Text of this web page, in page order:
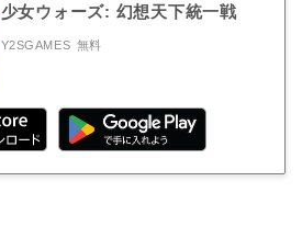
少女ウォーズ: 幻想天下統一戦
Y2SGAMES 無料